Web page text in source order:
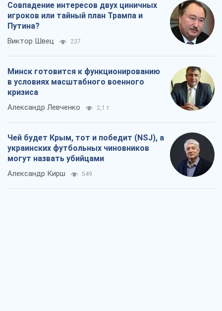
Совпадение интересов двух циничных
игроков или тайный план Трампа и
Путина?
Виктор Швец 237
Минск готовится к функционированию
в условиях масштабного военного
кризиса
Александр Левченко 2,1 т.
Чей будет Крым, тот и победит (NSJ), а
украинских футбольных чиновников
могут назвать убийцами
Александр Кирш 549